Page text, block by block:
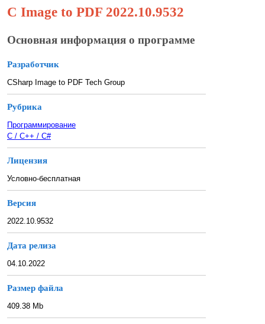
C Image to PDF 2022.10.9532
Основная информация о программе
Разработчик
CSharp Image to PDF Tech Group
Рубрика
Программирование
C / C++ / C#
Лицензия
Условно-бесплатная
Версия
2022.10.9532
Дата релиза
04.10.2022
Размер файла
409.38 Mb